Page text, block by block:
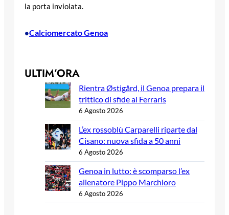
la porta inviolata.
•Calciomercato Genoa
ULTIM’ORA
Rientra Østigård, il Genoa prepara il
trittico di sfide al Ferraris
6 Agosto 2026
L’ex rossoblù Carparelli riparte dal
Cisano: nuova sfida a 50 anni
6 Agosto 2026
Genoa in lutto: è scomparso l’ex
allenatore Pippo Marchioro
6 Agosto 2026